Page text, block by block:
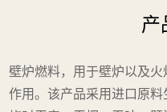
产
壁炉燃料，用于壁炉以及
作用。该产品采用进口原